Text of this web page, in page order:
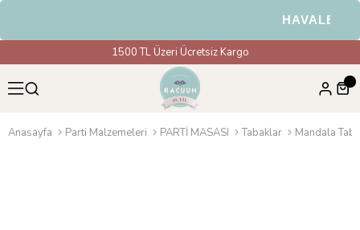
HAVALE &
1500 TL Üzeri Ücretsiz Kargo
Anasayfa Parti Malzemeleri PARTİ MASASI Tabaklar Mandala